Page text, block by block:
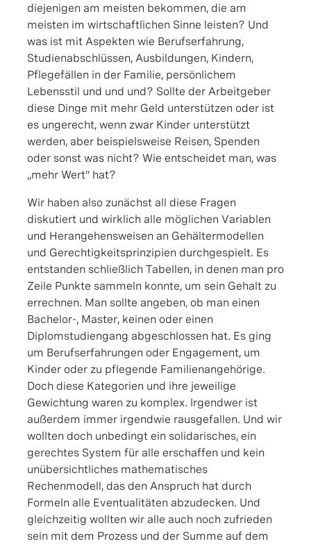
diejenigen am meisten bekommen, die am
meisten im wirtschaftlichen Sinne leisten? Und
was ist mit Aspekten wie Berufserfahrung,
Studienabschlüssen, Ausbildungen, Kindern,
Pflegefällen in der Familie, persönlichem
Lebensstil und und und? Sollte der Arbeitgeber
diese Dinge mit mehr Geld unterstützen oder ist
es ungerecht, wenn zwar Kinder unterstützt
werden, aber beispielsweise Reisen, Spenden
oder sonst was nicht? Wie entscheidet man, was
„mehr Wert“ hat?
Wir haben also zunächst all diese Fragen
diskutiert und wirklich alle möglichen Variablen
und Herangehensweisen an Gehältermodellen
und Gerechtigkeitsprinzipien durchgespielt. Es
entstanden schließlich Tabellen, in denen man pro
Zeile Punkte sammeln konnte, um sein Gehalt zu
errechnen. Man sollte angeben, ob man einen
Bachelor-, Master, keinen oder einen
Diplomstudiengang abgeschlossen hat. Es ging
um Berufserfahrungen oder Engagement, um
Kinder oder zu pflegende Familienangehörige.
Doch diese Kategorien und ihre jeweilige
Gewichtung waren zu komplex. Irgendwer ist
außerdem immer irgendwie rausgefallen. Und wir
wollten doch unbedingt ein solidarisches, ein
gerechtes System für alle erschaffen und kein
unübersichtliches mathematisches
Rechenmodell, das den Anspruch hat durch
Formeln alle Eventualitäten abzudecken. Und
gleichzeitig wollten wir alle auch noch zufrieden
sein mit dem Prozess und der Summe auf dem